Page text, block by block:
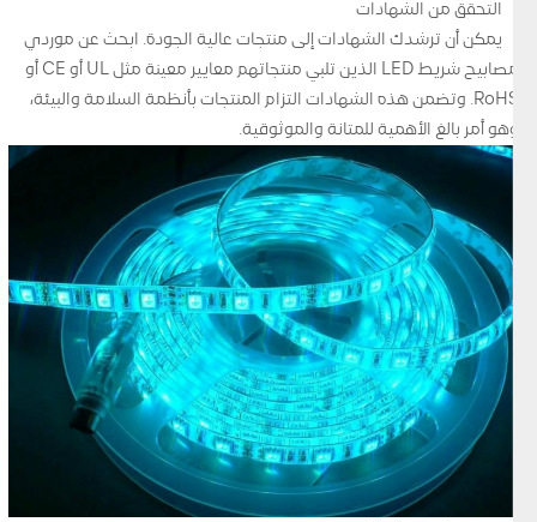
التحقق من الشهادات
يمكن أن ترشدك الشهادات إلى منتجات عالية الجودة. ابحث عن موردي
مصابيح شريط LED الذين تلبي منتجاتهم معايير معينة مثل UL أو CE أو
RoHS. وتضمن هذه الشهادات التزام المنتجات بأنظمة السلامة والبيئة،
وهو أمر بالغ الأهمية للمتانة والموثوقية.